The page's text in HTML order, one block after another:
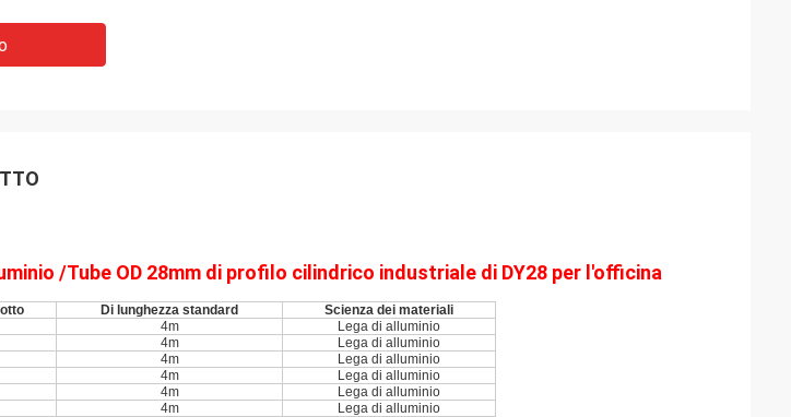
/Tube OD 28mm di profilo cilindrico industriale di DY28 per l'officina
Di lunghezza standard
Scienza dei materiali
4m
Lega di alluminio
4m
Lega di alluminio
4m
Lega di alluminio
4m
Lega di alluminio
4m
Lega di alluminio
4m Lega di alluminio